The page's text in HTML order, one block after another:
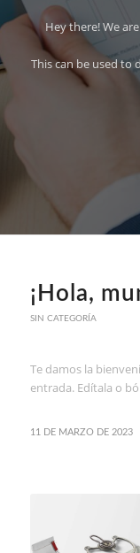
Hey there! We
This can be used to
¡Hola,
SIN CATEGORÍA
Te damos la
entrada. Edítala o
11 DE MARZO DE 2023